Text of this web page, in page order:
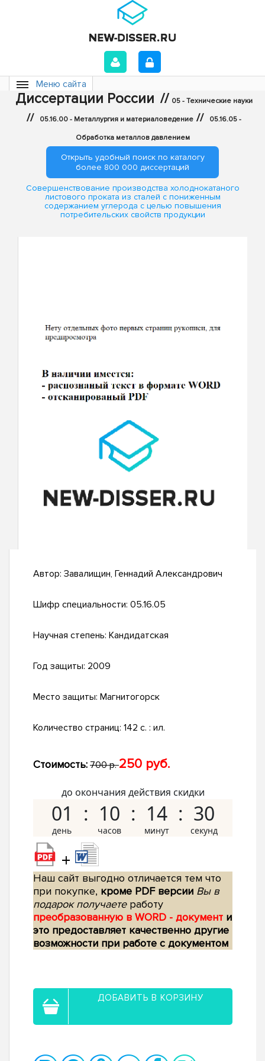
Меню сайта
Диссертации России // 05 - Технические науки
// 05.16.00 - Металлургия и материаловедение // 05.16.05 -
Обработка металлов давлением
Открыть удобный поиск по каталогу
более 800 000 диссертаций
Совершенствование производства холоднокатаного
листового проката из сталей с пониженным
содержанием углерода с целью повышения
потребительских свойств продукции
Автор: Завалищин, Геннадий Александрович
Шифр специальности: 05.16.05
Научная степень: Кандидатская
Год защиты: 2009
Место защиты: Магнитогорск
Количество страниц: 142 с. : ил.
Стоимость: 700 р.250 руб.
до окончания действия скидки
01 10 14 29
+
Наш сайт выгодно отличается тем что
при покупке, кроме PDF версии Вы в
подарок получаетеработу
преобразованную в WORD - документ и
это предоставляет качественно другие
возможности при работе с документом
ДОБАВИТЬ В КОРЗИНУ